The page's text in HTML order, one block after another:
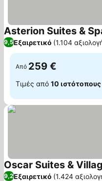
Asterion Suites &
9,5Εξαιρετικό (1.104
Από 259 €
Τιμές από 10 ιστότοπους
Oscar Suites &
9,2Εξαιρετικό (1.424